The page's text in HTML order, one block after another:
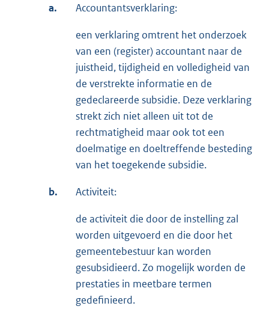
a. Accountantsverklaring:
een verklaring omtrent het onderzoek
van een (register) accountant naar de
juistheid, tijdigheid en volledigheid van
de verstrekte informatie en de
gedeclareerde subsidie. Deze verklaring
strekt zich niet alleen uit tot de
rechtmatigheid maar ook tot een
doelmatige en doeltreffende besteding
van het toegekende subsidie.
b. Activiteit:
de activiteit die door de instelling zal
worden uitgevoerd en die door het
gemeentebestuur kan worden
gesubsidieerd. Zo mogelijk worden de
prestaties in meetbare termen
gedefinieerd.